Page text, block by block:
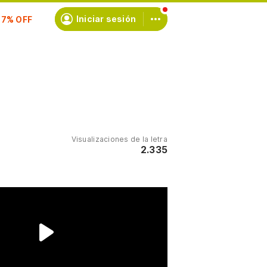
Iniciar sesión
Visualizaciones de la letra
2.335